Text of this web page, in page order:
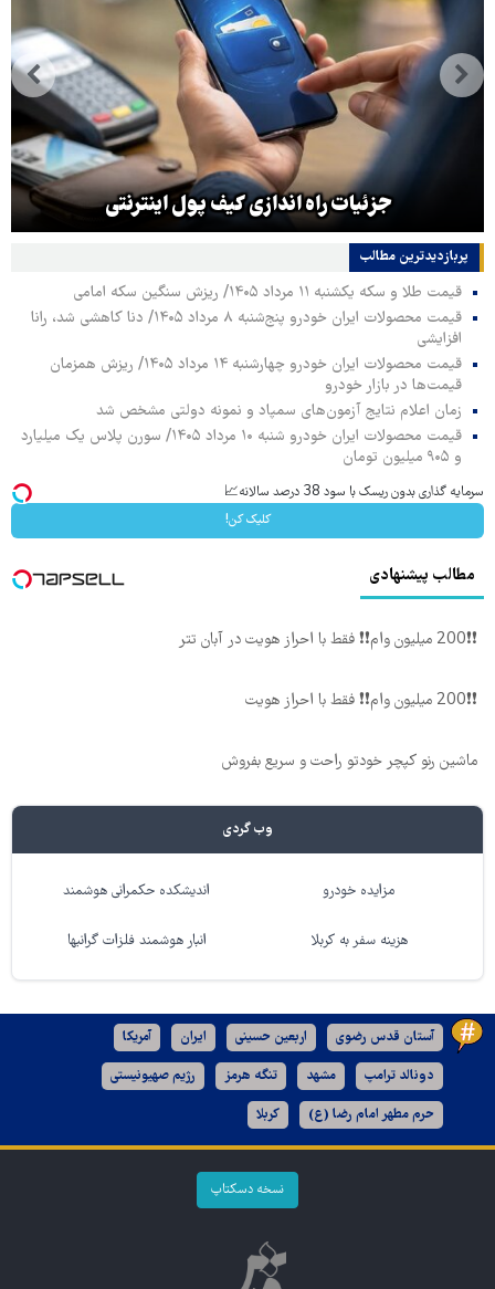
جزئیات راه اندازی کیف پول اینترنتی
پربازدیدترین‌ مطالب
قیمت طلا و سکه یکشنبه ۱۱ مرداد ۱۴۰۵/ ریزش سنگین سکه امامی
قیمت محصولات ایران خودرو پنج‌شنبه ۸ مرداد ۱۴۰۵/ دنا کاهشی شد، رانا
افزایشی
قیمت محصولات ایران خودرو چهارشنبه ۱۴ مرداد ۱۴۰۵/ ریزش همزمان
قیمت‌ها در بازار خودرو
زمان اعلام نتایج آزمون‌های سمپاد و نمونه دولتی مشخص شد
قیمت محصولات ایران خودرو شنبه ۱۰ مرداد ۱۴۰۵/ سورن پلاس یک میلیارد
و ۹۰۵ میلیون تومان
سرمایه گذاری بدون ریسک با سود 38 درصد سالانه📈
کلیک کن!
مطالب پیشنهادی
❗❗200 میلیون وام❗❗ فقط با احراز هویت در آبان تتر
❗❗200 میلیون وام❗❗ فقط با احراز هویت
ماشین رنو کپچر خودتو راحت و سریع بفروش
وب گردی
مزایده خودرو اندیشکده حکمرانی هوشمند
هزینه سفر به کربلا انبار هوشمند فلزات گرانبها
آستان قدس رضوی اربعین حسینی ایران آمریکا
دونالد ترامپ مشهد تنگه هرمز رژیم صهیونیستی
حرم مطهر امام رضا (ع) کربلا
نسخه دسکتاپ